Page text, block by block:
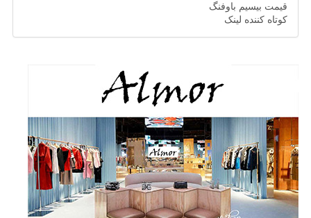
قیمت بیسیم باوفنگ
کوتاه کننده لینک